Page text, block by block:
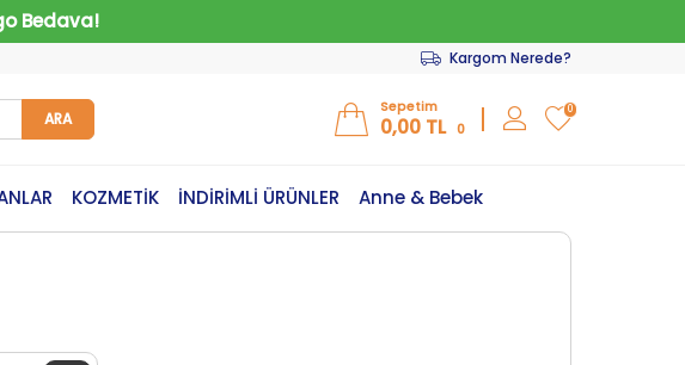
Bedava!
Kargom Nerede?
ARA
Sepetim
0,00 TL 0
0
KOZMETİK İNDİRİMLİ ÜRÜNLER Anne & Bebek